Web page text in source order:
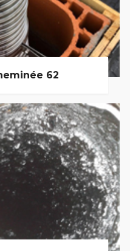
62